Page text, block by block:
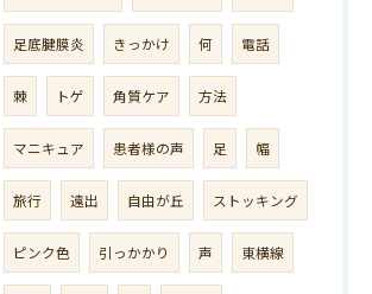
足底腱膜炎 きっかけ 何 電話
棘 トゲ 角質ケア 方法
マニキュア 患者様の声 足 幅
旅行 遠出 自由が丘 ストッキング
ピンク色 引っかかり 声 東横線